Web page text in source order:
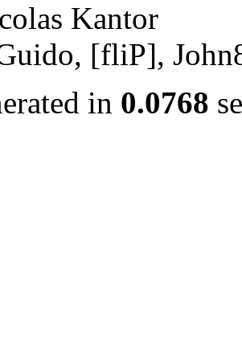
Kantor
[fliP],
in 0.0768